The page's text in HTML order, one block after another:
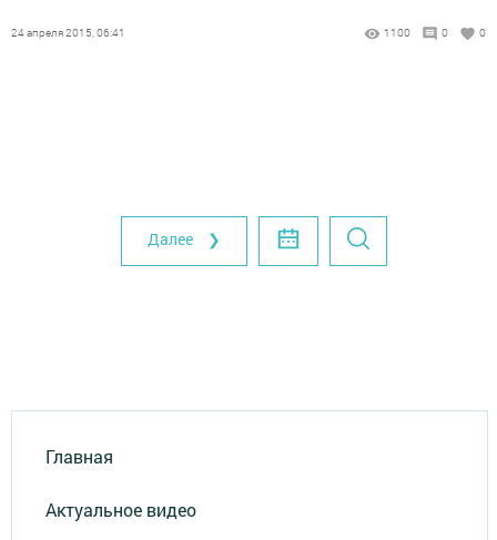
24 апреля 2015, 06:41 1100 0 0
Далее ❯
Главная
Актуальное видео